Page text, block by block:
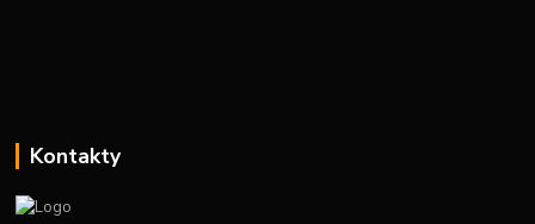
Kontakty